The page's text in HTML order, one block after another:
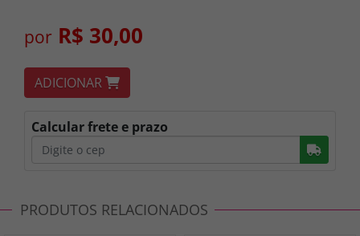
por R$ 30,00
ADICIONAR
Calcular frete e prazo
PRODUTOS RELACIONADOS